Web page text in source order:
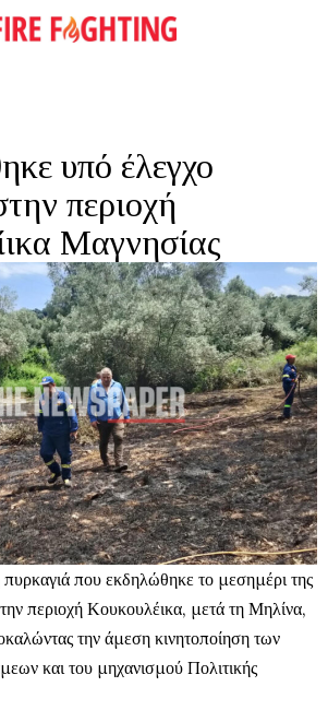
υπό έλεγχο
περιοχή
Μαγνησίας
που εκδηλώθηκε το μεσημέρι της
περιοχή Κουκουλέικα, μετά τη Μηλίνα,
την άμεση κινητοποίηση των
και του μηχανισμού Πολιτικής